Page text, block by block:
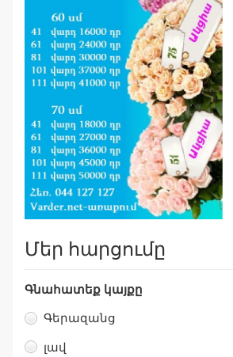
Մեր հարցումը
Գնահատեք կայքը
Գերազանց
լավ